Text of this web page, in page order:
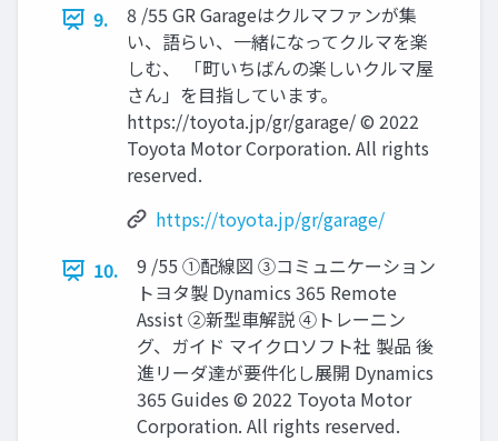
9.
8 /55 GR Garageはクルマファンが集
い、語らい、一緒になってクルマを楽
しむ、 「町いちばんの楽しいクルマ屋
さん」を目指しています。
https://toyota.jp/gr/garage/ © 2022
Toyota Motor Corporation. All rights
reserved.
https://toyota.jp/gr/garage/
10.
9 /55 ①配線図 ③コミュニケーション
トヨタ製 Dynamics 365 Remote
Assist ②新型車解説 ④トレーニン
グ、ガイド マイクロソフト社 製品 後
進リーダ達が要件化し展開 Dynamics
365 Guides © 2022 Toyota Motor
Corporation. All rights reserved.